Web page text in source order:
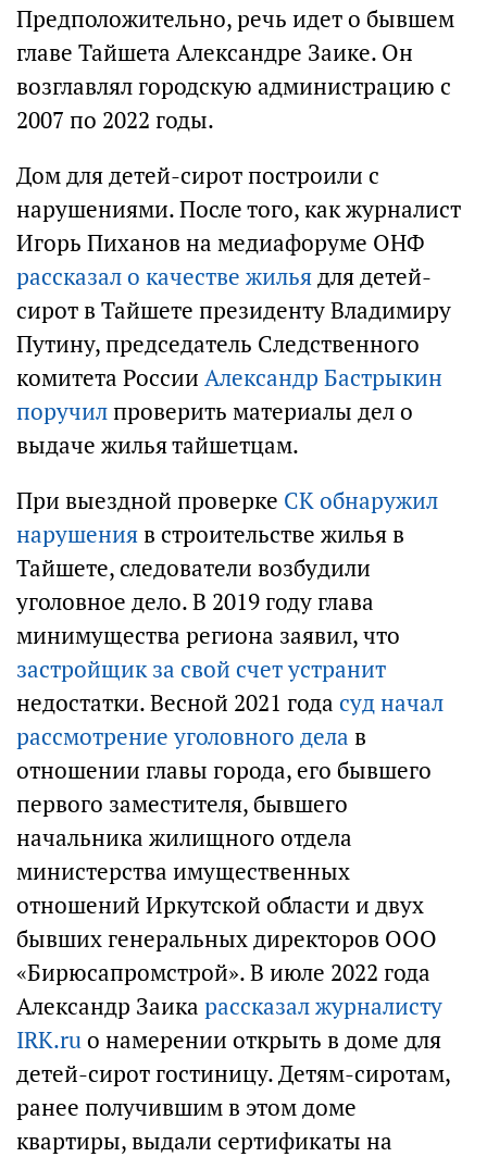
Предположительно, речь идет о бывшем
главе Тайшета Александре Заике. Он
возглавлял городскую администрацию с
2007 по 2022 годы.
Дом для детей-сирот построили с
нарушениями. После того, как журналист
Игорь Пиханов на медиафоруме ОНФ
рассказал о качестве жильядля детей-
сирот в Тайшете президенту Владимиру
Путину, председатель Следственного
комитета России Александр Бастрыкин
поручилпроверить материалы дел о
выдаче жилья тайшетцам.
При выездной проверке СК обнаружил
нарушенияв строительстве жилья в
Тайшете, следователи возбудили
уголовное дело. В 2019 году глава
минимущества региона заявил, что
застройщик за свой счет устранит
недостатки. Весной 2021 года суд начал
рассмотрение уголовного дела в
отношении главы города, его бывшего
первого заместителя, бывшего
начальника жилищного отдела
министерства имущественных
отношений Иркутской области и двух
бывших генеральных директоров ООО
«Бирюсапромстрой». В июле 2022 года
Александр Заика рассказал журналисту
IRK.ruо намерении открыть в доме для
детей-сирот гостиницу. Детям-сиротам,
ранее получившим в этом доме
квартиры, выдали сертификаты на